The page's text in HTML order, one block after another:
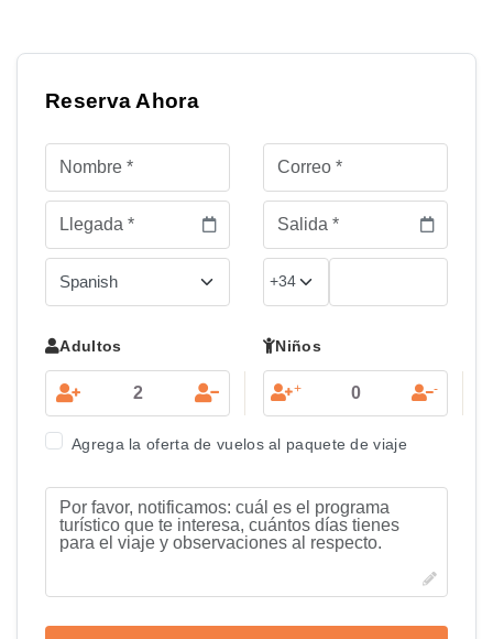
Reserva Ahora
Adultos Niños
+ -
Agrega la oferta de vuelos al paquete de viaje